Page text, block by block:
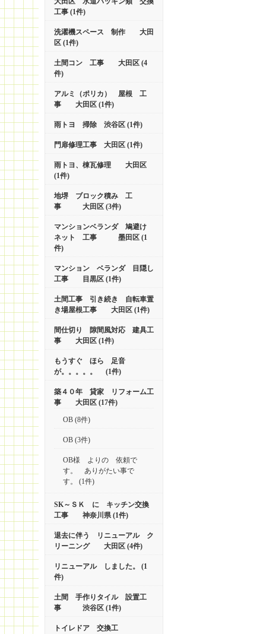
工事 (1件)
洗濯機スペース 制作 大田
区 (1件)
土間コン 工事 大田区 (4
件)
アルミ（ポリカ） 屋根 工
事 大田区 (1件)
雨トヨ 掃除 渋谷区 (1件)
門扉修理工事 大田区 (1件)
雨トヨ、棟瓦修理 大田区
(1件)
地堺 ブロック積み 工
事 大田区 (3件)
マンションベランダ 鳩避け
ネット 工事 墨田区 (1
件)
マンション ベランダ 目隠し
工事 目黒区 (1件)
土間工事 引き続き 自転車置
き場屋根工事 大田区 (1件)
間仕切り 隙間風対応 建具工
事 大田区 (1件)
もうすぐ ほら 足音
が。。。。。 (1件)
築４０年 貸家 リフォーム工
事 大田区 (17件)
OB (8件)
OB (3件)
OB様 よりの 依頼で
す。 ありがたい事で
す。 (1件)
SK～ＳＫ に キッチン交換
工事 神奈川県 (1件)
退去に伴う リニューアル ク
リーニング 大田区 (4件)
リニューアル しました。 (1
件)
土間 手作りタイル 設置工
事 渋谷区 (1件)
トイレドア 交換工